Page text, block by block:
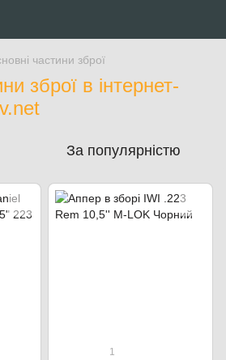
частини зброї
зброї в інтернет-
За популярністю
1